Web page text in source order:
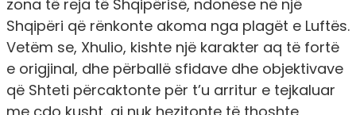
zona të reja të Shqipërisë, ndonëse në një
Shqipëri që rënkonte akoma nga plagët e Luftës.
Vetëm se, Xhulio, kishte një karakter aq të fortë
e origjinal, dhe përballë sfidave dhe objektivave
që Shteti përcaktonte për t’u arritur e tejkaluar